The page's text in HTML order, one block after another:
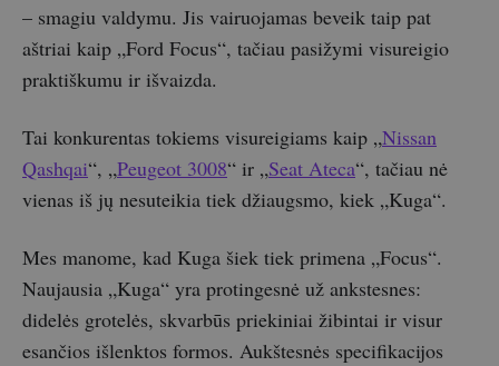
– smagiu valdymu. Jis vairuojamas beveik taip pat
aštriai kaip „Ford Focus“, tačiau pasižymi visureigio
praktiškumu ir išvaizda.
Tai konkurentas tokiems visureigiams kaip „Nissan
Qashqai“, „Peugeot 3008“ ir „Seat Ateca“, tačiau nė
vienas iš jų nesuteikia tiek džiaugsmo, kiek „Kuga“.
Mes manome, kad Kuga šiek tiek primena „Focus“.
Naujausia „Kuga“ yra protingesnė už ankstesnes:
didelės grotelės, skvarbūs priekiniai žibintai ir visur
esančios išlenktos formos. Aukštesnės specifikacijos